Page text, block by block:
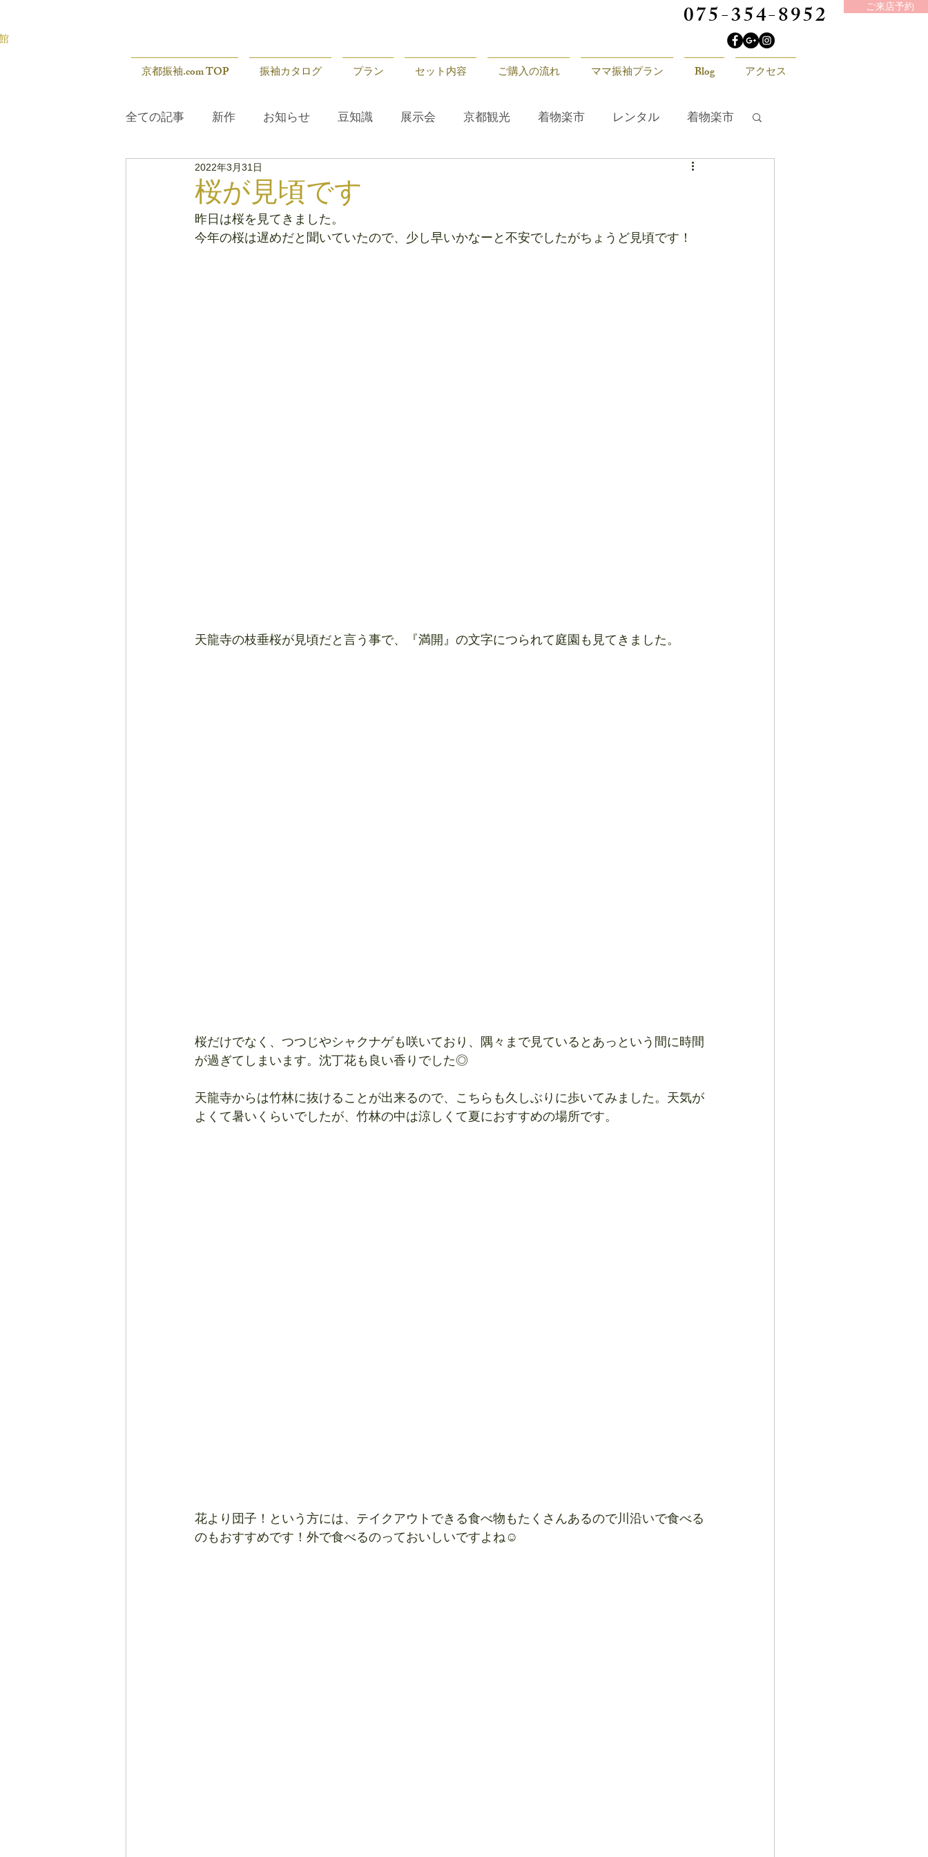
075-354-8952 ご来店予約
京都振袖.com TOP 振袖カタログ プラン セット内容 ご購入の流れ ママ振袖プラン Blog アクセス
全ての記事 新作 お知らせ 豆知識 展示会 京都観光 着物楽市 レンタル 着物楽市
新作
桜が見頃です
2022年3月31日
昨日は桜を見てきました。
今年の桜は遅めだと聞いていたので、少し早いかなーと不安でしたがちょうど見頃です！
天龍寺の枝垂桜が見頃だと言う事で、『満開』の文字につられて庭園も見てきました。
桜だけでなく、つつじやシャクナゲも咲いており、隅々まで見ているとあっという間に時間
が過ぎてしまいます。沈丁花も良い香りでした◎
天龍寺からは竹林に抜けることが出来るので、こちらも久しぶりに歩いてみました。天気が
よくて暑いくらいでしたが、竹林の中は涼しくて夏におすすめの場所です。
花より団子！という方には、テイクアウトできる食べ物もたくさんあるので川沿いで食べる
のもおすすめです！外で食べるのっておいしいですよね☺